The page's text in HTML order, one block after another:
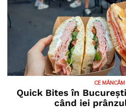
CE MÂNCĂM
Quick Bites în
când iei